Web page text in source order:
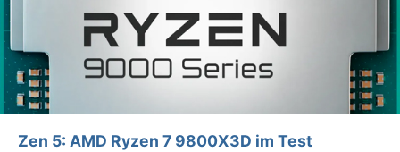
Zen 5: AMD Ryzen 7 9800X3D im Test